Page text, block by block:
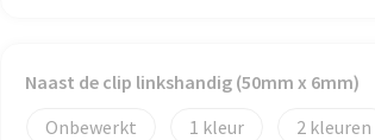
Naast de clip linkshandig (50mm x 6mm)
Onbewerkt
1 2